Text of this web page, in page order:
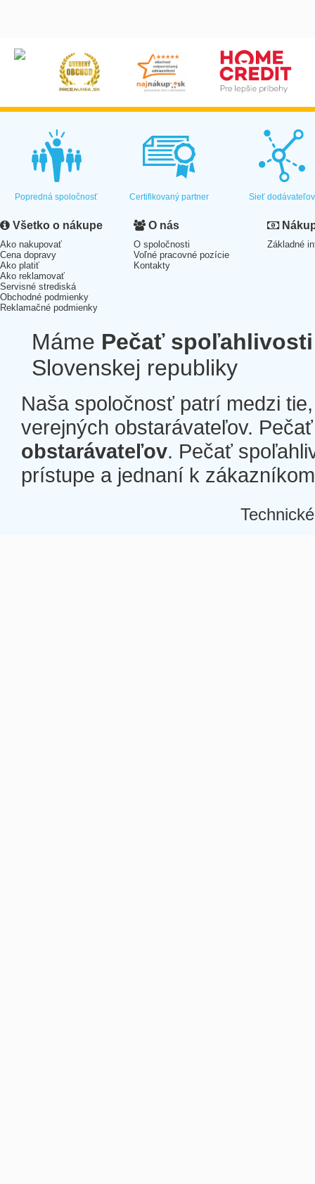
Popredná spoločnosť Certifikovaný partner Sieť dodávateľov
Všetko o nákupe
Ako nakupovať
Cena dopravy
Ako platiť
Ako reklamovať
Servisné strediská
Obchodné podmienky
Reklamačné podmienky
O nás
O spoločnosti
Voľné pracovné pozície
Kontakty
Základné
Máme Pečať spoľahlivosti
Slovenskej republiky
Naša spoločnosť patrí medzi
verejných obstarávateľov.
obstarávateľov. Pečať
prístupe a jednaní k